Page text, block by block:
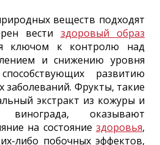
веществ подходят
вести здоровый образ
ключом к контролю над
и снижению уровня
развитию
заболеваний. Фрукты, такие
экстракт из кожуры и
оказывают
на состояние здоровья,
либо побочных эффектов,